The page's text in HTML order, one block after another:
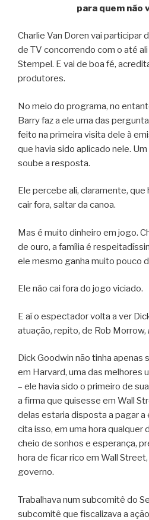
para quem não
Charlie Van Doren vai participar
de TV concorrendo com o até
Stempel. E vai de boa fé,
produtores.
No meio do programa, no
Barry faz a ele uma das
feito na primeira visita dele à
que havia sido aplicado nele.
soube a resposta.
Ele percebe ali, claramente, que
cair fora, saltar da canoa.
Mas é muito dinheiro em jogo.
de ouro, a família é
ele mesmo ganha muito pouco
Ele não cai fora do jogo viciado.
E aí o espectador volta a ver
atuação, repito, de Rob Morrow,
Dick Goodwin não tinha apenas
em Harvard, uma das melhores
– ele havia sido o primeiro de
a firma que quisesse em Wall
delas estaria disposta a pagar a
cita isso, em uma hora qualquer
cheio de sonhos e esperança,
hora de ficar rico em Wall
governo.
Trabalhava num subcomitê do
subcomitê que fiscalizava a